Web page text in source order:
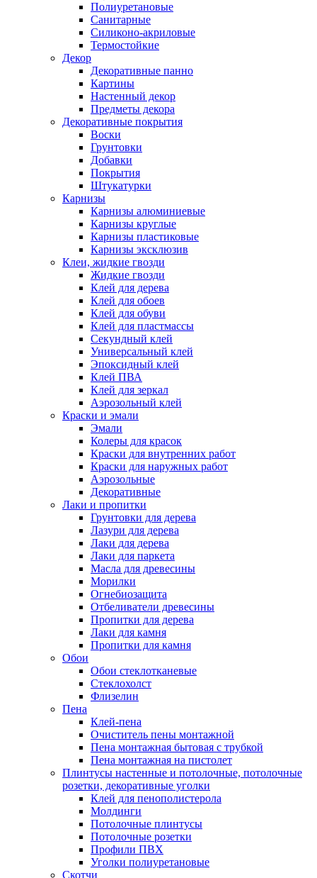
Полиуретановые
Санитарные
Силиконо-акриловые
Термостойкие
Декор
Декоративные панно
Картины
Настенный декор
Предметы декора
Декоративные покрытия
Воски
Грунтовки
Добавки
Покрытия
Штукатурки
Карнизы
Карнизы алюминиевые
Карнизы круглые
Карнизы пластиковые
Карнизы эксклюзив
Клеи, жидкие гвозди
Жидкие гвозди
Клей для дерева
Клей для обоев
Клей для обуви
Клей для пластмассы
Секундный клей
Универсальный клей
Эпоксидный клей
Клей ПВА
Клей для зеркал
Аэрозольный клей
Краски и эмали
Эмали
Колеры для красок
Краски для внутренних работ
Краски для наружных работ
Аэрозольные
Декоративные
Лаки и пропитки
Грунтовки для дерева
Лазури для дерева
Лаки для дерева
Лаки для паркета
Масла для древесины
Морилки
Огнебиозащита
Отбеливатели древесины
Пропитки для дерева
Лаки для камня
Пропитки для камня
Обои
Обои стеклотканевые
Стеклохолст
Флизелин
Пена
Клей-пена
Очиститель пены монтажной
Пена монтажная бытовая с трубкой
Пена монтажная на пистолет
Плинтусы настенные и потолочные, потолочные
розетки, декоративные уголки
Клей для пенополистерола
Молдинги
Потолочные плинтусы
Потолочные розетки
Профили ПВХ
Уголки полиуретановые
Скотчи